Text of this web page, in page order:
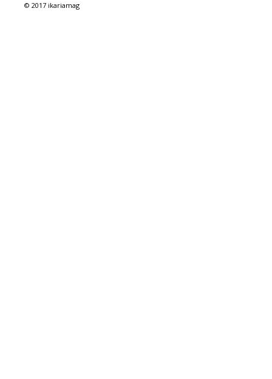
© 2017 ikariamag